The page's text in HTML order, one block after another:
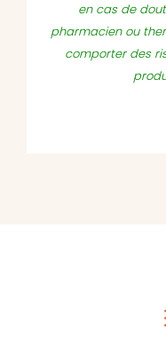
en cas de
pharmacien ou
comporter des